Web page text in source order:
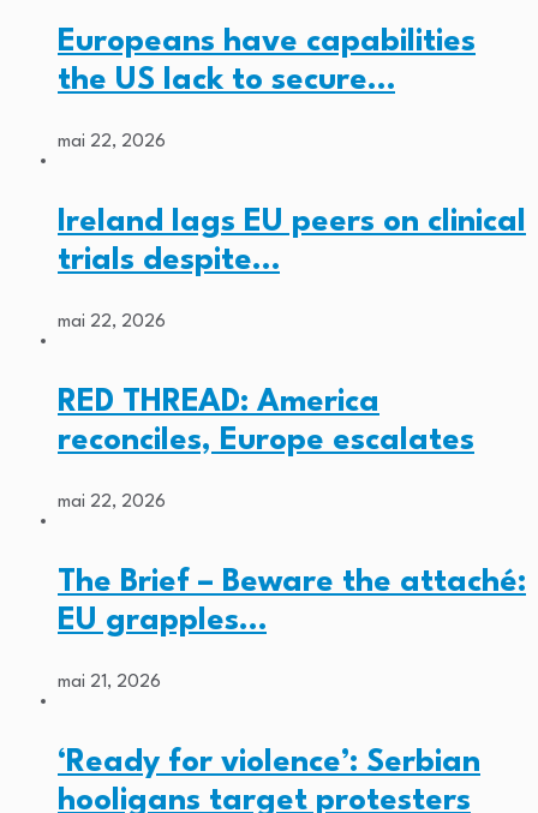
Europeans have capabilities
the US lack to secure…
mai 22, 2026
Ireland lags EU peers on clinical
trials despite…
mai 22, 2026
RED THREAD: America
reconciles, Europe escalates
mai 22, 2026
The Brief – Beware the attaché:
EU grapples…
mai 21, 2026
‘Ready for violence’: Serbian
hooligans target protesters